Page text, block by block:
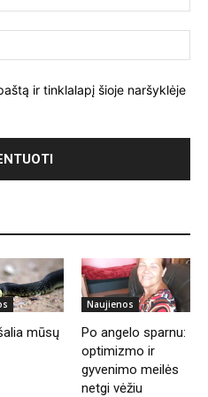
ir tinklalapį šioje naršyklėje
mūsų
Naujienos
Po angelo sparnu:
optimizmo ir
gyvenimo meilės
netgi vėžiu